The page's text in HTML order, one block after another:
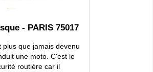
- PARIS 75017
que jamais devenu
une moto. C'est le
routière car il